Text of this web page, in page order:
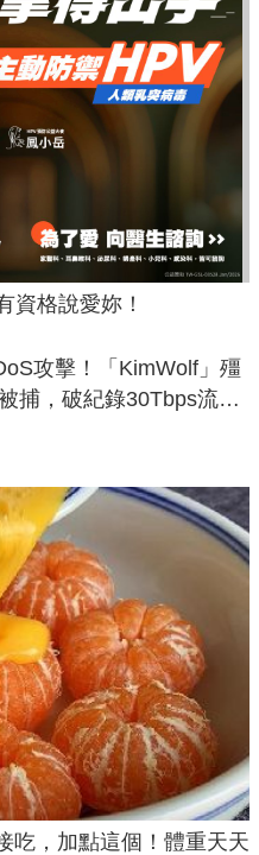
資格說愛妳！
攻擊！「KimWolf」殭
捕，破紀錄30Tbps流量
吃，加點這個！體重天天